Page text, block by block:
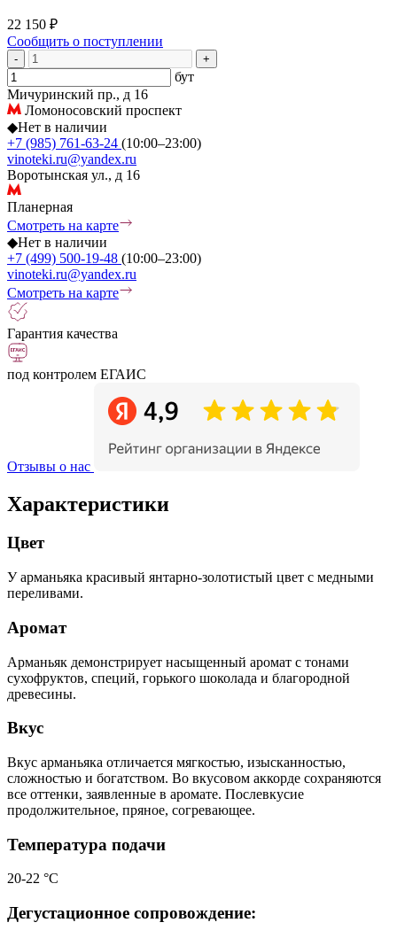
22 150 ₽
Сообщить о поступлении
- +
бут
Мичуринский пр., д 16
Ломоносовский проспект
◆Нет в наличии
+7 (985) 761-63-24 (10:00–23:00)
vinoteki.ru@yandex.ru
Воротынская ул., д 16
Планерная
Смотреть на карте
◆Нет в наличии
+7 (499) 500-19-48 (10:00–23:00)
vinoteki.ru@yandex.ru
Смотреть на карте
Гарантия качества
под контролем ЕГАИС
Отзывы о нас
Характеристики
Цвет
У арманьяка красивый янтарно-золотистый цвет с медными
переливами.
Аромат
Арманьяк демонстрирует насыщенный аромат с тонами
сухофруктов, специй, горького шоколада и благородной
древесины.
Вкус
Вкус арманьяка отличается мягкостью, изысканностью,
сложностью и богатством. Во вкусовом аккорде сохраняются
все оттенки, заявленные в аромате. Послевкусие
продолжительное, пряное, согревающее.
Температура подачи
20-22 °С
Дегустационное сопровождение: